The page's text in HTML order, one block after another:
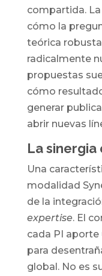
compartida.
cómo la
teórica
radicalmente
propuestas
cómo
generar
abrir nuevas
La sinergia
Una
modalidad
de la
expertise. El
cada PI
para
global. No es